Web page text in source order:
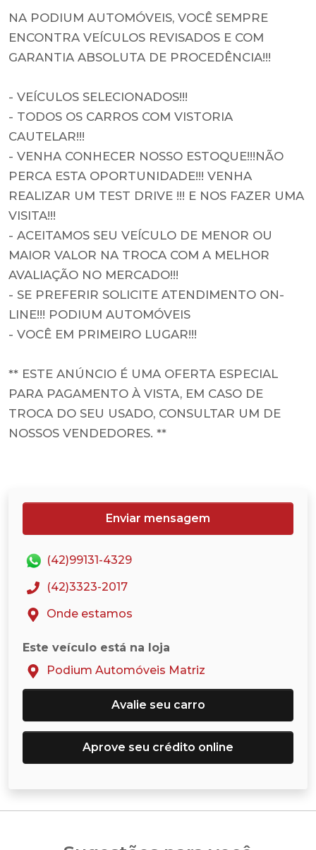
NA PODIUM AUTOMÓVEIS, VOCÊ SEMPRE
ENCONTRA VEÍCULOS REVISADOS E COM
GARANTIA ABSOLUTA DE PROCEDÊNCIA!!!
- VEÍCULOS SELECIONADOS!!!
- TODOS OS CARROS COM VISTORIA
CAUTELAR!!!
- VENHA CONHECER NOSSO ESTOQUE!!!NÃO
PERCA ESTA OPORTUNIDADE!!! VENHA
REALIZAR UM TEST DRIVE !!! E NOS FAZER UMA
VISITA!!!
- ACEITAMOS SEU VEÍCULO DE MENOR OU
MAIOR VALOR NA TROCA COM A MELHOR
AVALIAÇÃO NO MERCADO!!!
- SE PREFERIR SOLICITE ATENDIMENTO ON-
LINE!!! PODIUM AUTOMÓVEIS
- VOCÊ EM PRIMEIRO LUGAR!!!
** ESTE ANÚNCIO É UMA OFERTA ESPECIAL
PARA PAGAMENTO À VISTA, EM CASO DE
TROCA DO SEU USADO, CONSULTAR UM DE
NOSSOS VENDEDORES. **
Enviar mensagem
(42)99131-4329
(42)3323-2017
Onde estamos
Este veículo está na loja
Podium Automóveis Matriz
Avalie seu carro
Aprove seu crédito online